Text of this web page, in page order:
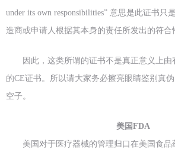
under its own responsibilities” 意思是此证书只
造商或申请人根据其本身的责任所发出的符合
因此，这类所谓的证书不是真正意义上
的CE证书。所以请大家务必擦亮眼睛鉴别真
空子。
美国FDA
美国对于医疗器械的管理归口在美国食品